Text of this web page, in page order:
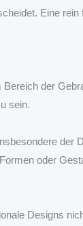
Eine
der
sein.
der
oder
Designs